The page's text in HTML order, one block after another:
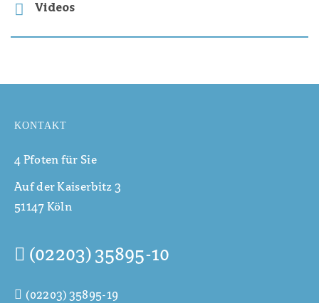
Videos
KONTAKT
4 Pfoten für Sie
Auf der Kaiserbitz 3
51147 Köln
(02203) 35895-10
(02203) 35895-19